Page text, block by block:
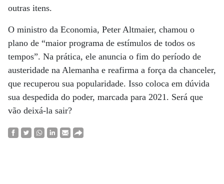
outras itens.
O ministro da Economia, Peter Altmaier, chamou o
plano de “maior programa de estímulos de todos os
tempos”. Na prática, ele anuncia o fim do período de
austeridade na Alemanha e reafirma a força da chanceler,
que recuperou sua popularidade. Isso coloca em dúvida
sua despedida do poder, marcada para 2021. Será que
vão deixá-la sair?